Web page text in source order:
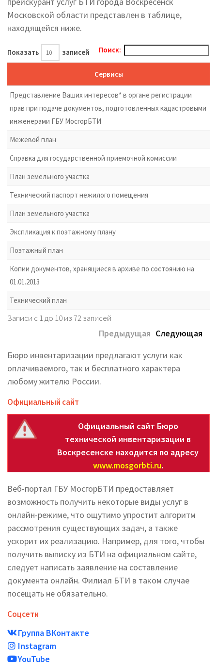
Московской области представлен в таблице,
находящейся ниже.
Показать записей Поиск:
Сервисы
Представление Ваших интересов* в органе регистрации
прав при подаче документов, подготовленных кадастровыми
инженерами ГБУ МосгорБТИ
Межевой план
Справка для государственной приемочной комиссии
План земельного участка
Технический паспорт нежилого помещения
План земельного участка
Экспликация к поэтажному плану
Поэтажный план
Копии документов, хранящиеся в архиве по состоянию на
01.01.2013
Технический план
Записи с 1 до 10 из 72 записей
Предыдущая Следующая
Бюро инвентаризации предлагают услуги как
оплачиваемого, так и бесплатного характера
любому жителю России.
Официальный сайт
Официальный сайт Бюро
технической инвентаризации в
Воскресенске находится по адресу
www.mosgorbti.ru.
Веб-портал ГБУ МосгорБТИ предоставляет
возможность получить некоторые виды услуг в
онлайн-режиме, что ощутимо упростит алгоритм
рассмотрения существующих задач, а также
ускорит их реализацию. Например, для того, чтобы
получить выписку из БТИ на официальном сайте,
следует написать заявление на составление
документа онлайн. Филиал БТИ в таком случае
посещать не обязательно.
Соцсети
Группа ВКонтакте
Instagram
YouTube